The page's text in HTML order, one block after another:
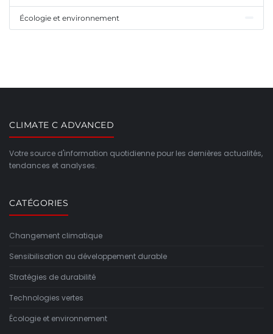
Écologie et environnement
CLIMATE C ADVANCED
Votre source d'information quotidienne pour les dernières actualités,
tendances et analyses.
CATÉGORIES
Changement climatique
Sensibilisation au développement durable
Stratégies de durabilité
Technologies vertes
Écologie et environnement